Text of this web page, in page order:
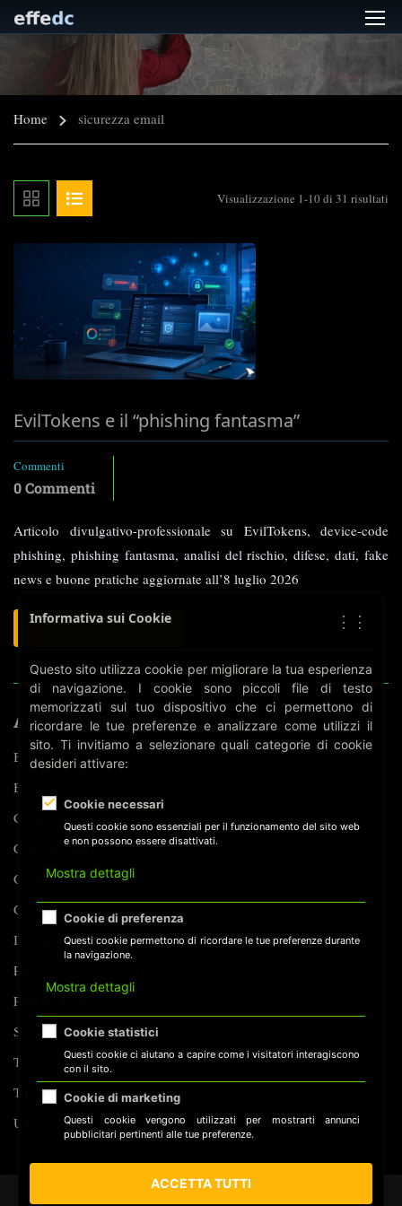
Home sicurezza email
Visualizzazione 1-10 di 31 risultati
EvilTokens e il “phishing fantasma”
Commenti
0 Commenti
Articolo divulgativo-professionale su EvilTokens, device-code
phishing, phishing fantasma, analisi del rischio, difese, dati, fake
news e buone pratiche aggiornate all’8 luglio 2026
LEGGI
SU
EVILTOKENS
IL
“PHISHING
FANTASMA”
ARGOMENTI
Biometria
Business
Compliance
Cyber Security
GDPR
Guide Pratiche
Intelligenza Artificiale
Privacy e protezione dati
Puntate di serie
Sorveglianza
Tecnologia
Tracking
Uncategorized
Informativa sui Cookie ⋮⋮
Questo sito utilizza cookie per migliorare la tua esperienza
di navigazione. I cookie sono piccoli file di testo
memorizzati sul tuo dispositivo che ci permettono di
ricordare le tue preferenze e analizzare come utilizzi il
sito. Ti invitiamo a selezionare quali categorie di cookie
desideri attivare:
Cookie necessari
Questi cookie sono essenziali per il funzionamento del sito web
e non possono essere disattivati.
Mostra dettagli
Cookie di preferenza
Questi cookie permettono di ricordare le tue preferenze durante
la navigazione.
Mostra dettagli
Cookie statistici
Questi cookie ci aiutano a capire come i visitatori interagiscono
con il sito.
Cookie di marketing
Questi cookie vengono utilizzati per mostrarti annunci
pubblicitari pertinenti alle tue preferenze.
ACCETTA TUTTI